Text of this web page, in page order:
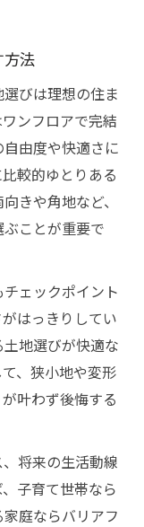
方法
びは理想の住ま
ンフロアで完結
由度や快適さに
較的ゆとりある
きや角地など、
ことが重要で
ェックポイント
はっきりしてい
地選びが快適な
、狭小地や変形
叶わず後悔する
将来の生活動線
子育て世帯なら
庭ならバリアフ